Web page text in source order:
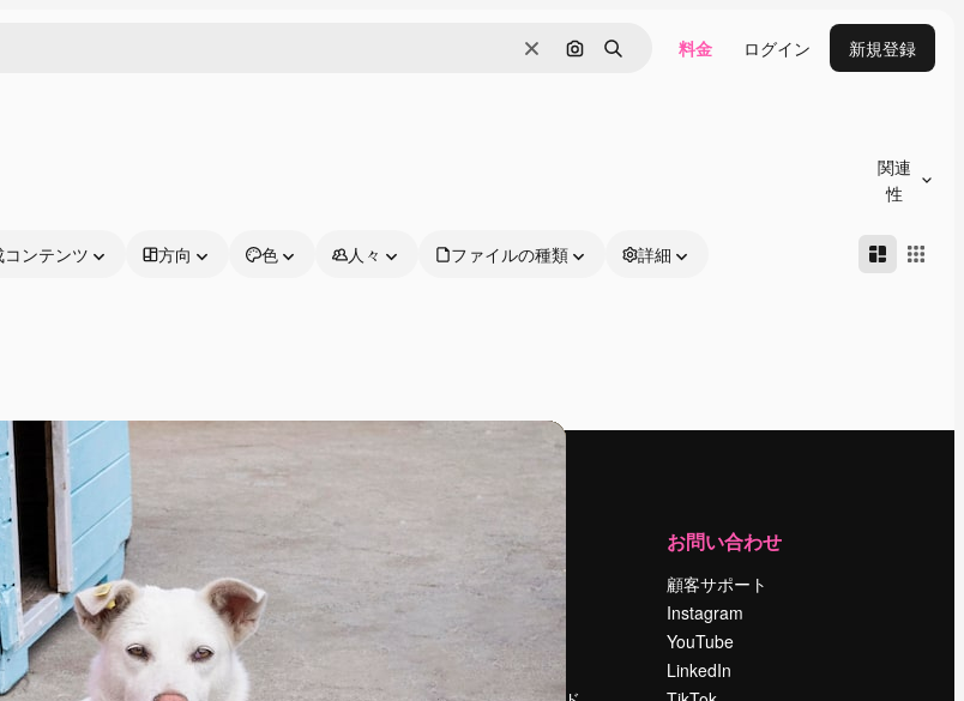
消去 画像で検索
検索 料金 ログイン 新規登録
関連
性
ンテンツ 方向 色 人々 ファイルの種類 詳細
ためのプラ
企業、代理
が利用して
製品
Spaces
AI アシスタント
AI 画像生成ツール
AI 動画生成ツール
はじめに
Academy
ドキュメント
サポート
運営
料金
Reviews
採用情報
お問い合わせ
顧客サポート
Instagram
YouTube
LinkedIn